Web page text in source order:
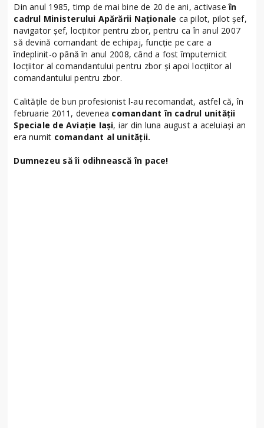
Din anul 1985, timp de mai bine de 20 de ani, activaseîn
cadrul Ministerului Apărării Naționale ca pilot, pilot șef,
navigator șef, locțiitor pentru zbor, pentru ca în anul 2007
să devină comandant de echipaj, funcție pe care a
îndeplinit-o până în anul 2008, când a fost împuternicit
locțiitor al comandantului pentru zbor și apoi locțiitor al
comandantului pentru zbor.
Calitățile de bun profesionist l-au recomandat, astfel că, în
februarie 2011, devenea comandant în cadrul unității
Speciale de Aviație Iași, iar din luna august a aceluiași an
era numit comandant al unității.
Dumnezeu să îi odihnească în pace!